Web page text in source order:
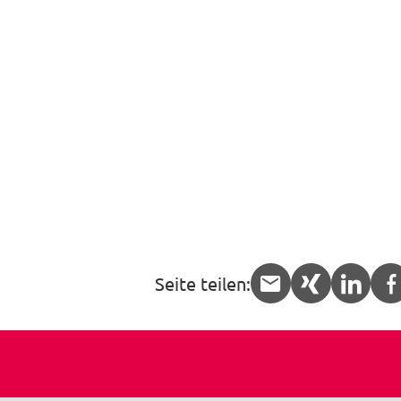
Seite teilen: